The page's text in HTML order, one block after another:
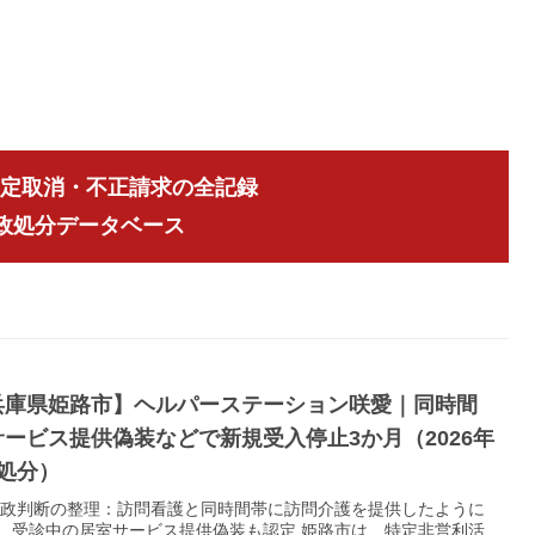
取消・不正請求の全記録
処分データベース
県姫路市】ヘルパーステーション咲愛｜同時間
ビス提供偽装などで新規受入停止3か月（2026年
分）
判断の整理：訪問看護と同時間帯に訪問介護を提供したように
受診中の居室サービス提供偽装も認定 姫路市は、特定非営利活